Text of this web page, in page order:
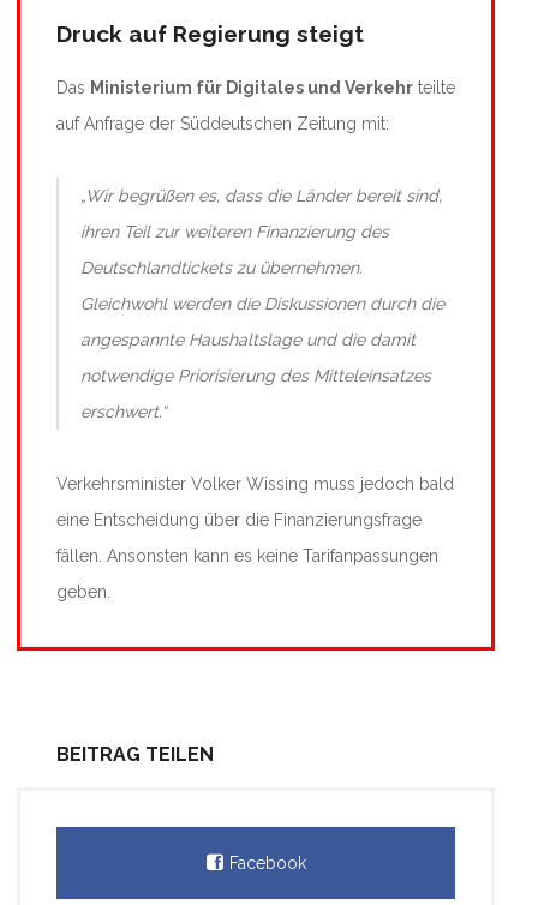
Druck auf Regierung steigt
Das Ministerium für Digitales und Verkehr teilte
auf Anfrage der Süddeutschen Zeitung mit:
„Wir begrüßen es, dass die Länder bereit sind,
ihren Teil zur weiteren Finanzierung des
Deutschlandtickets zu übernehmen.
Gleichwohl werden die Diskussionen durch die
angespannte Haushaltslage und die damit
notwendige Priorisierung des Mitteleinsatzes
erschwert.“
Verkehrsminister Volker Wissing muss jedoch bald
eine Entscheidung über die Finanzierungsfrage
fällen. Ansonsten kann es keine Tarifanpassungen
geben.
BEITRAG TEILEN
Facebook